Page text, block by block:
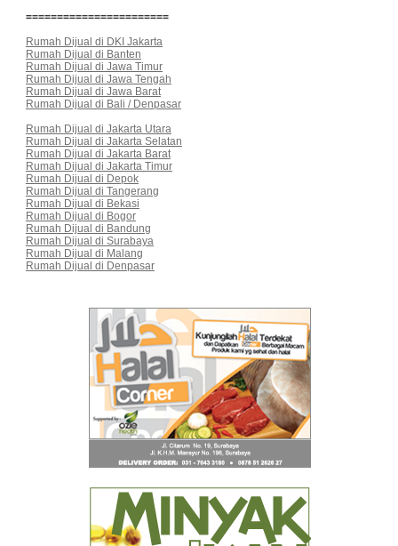
=======================
Rumah Dijual di DKI Jakarta
Rumah Dijual di Banten
Rumah Dijual di Jawa Timur
Rumah Dijual di Jawa Tengah
Rumah Dijual di Jawa Barat
Rumah Dijual di Bali / Denpasar
Rumah Dijual di Jakarta Utara
Rumah Dijual di Jakarta Selatan
Rumah Dijual di Jakarta Barat
Rumah Dijual di Jakarta Timur
Rumah Dijual di Depok
Rumah Dijual di Tangerang
Rumah Dijual di Bekasi
Rumah Dijual di Bogor
Rumah Dijual di Bandung
Rumah Dijual di Surabaya
Rumah Dijual di Malang
Rumah Dijual di Denpasar